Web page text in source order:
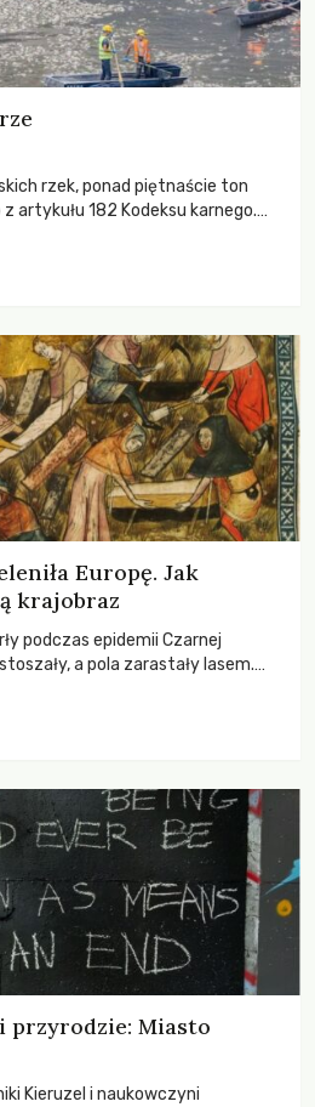
rzek, ponad piętnaście ton
artykułu 182 Kodeksu karnego.
biologicznej śmierci rzeki.
Europę. Jak
krajobraz
podczas epidemii Czarnej
a pola zarastały lasem.
dziejach.
przyrodzie: Miasto
Kieruzel i naukowczyni